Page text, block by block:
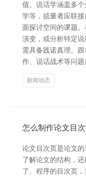
值。说话学涵盖多
学等，掂量者应联
面探讨空间的课题
演变，或分析特定
需具备践诺真理。
作、说话战术等问
新闻动态
怎么制作论文目次
论文目次页是论文
了解论文的结构，
了、程序的目次页